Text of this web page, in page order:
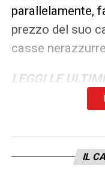
parallelamente,
prezzo del suo
casse
LEGGI LE
IL